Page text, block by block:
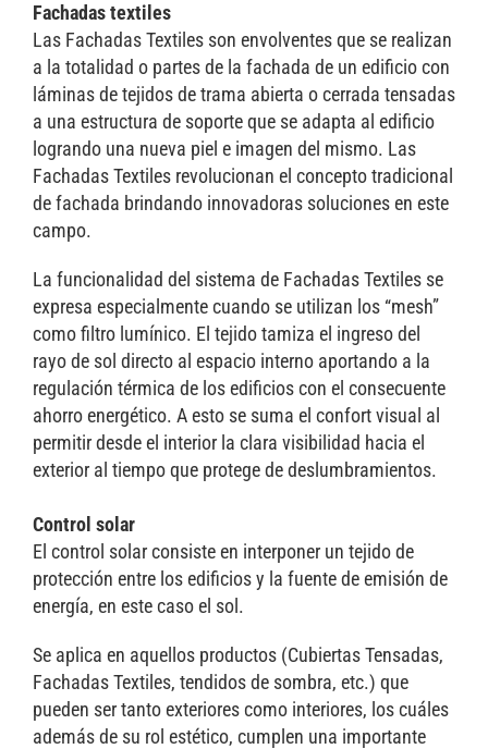
Fachadas textiles
Las Fachadas Textiles son envolventes que se realizan
a la totalidad o partes de la fachada de un edificio con
láminas de tejidos de trama abierta o cerrada tensadas
a una estructura de soporte que se adapta al edificio
logrando una nueva piel e imagen del mismo. Las
Fachadas Textiles revolucionan el concepto tradicional
de fachada brindando innovadoras soluciones en este
campo.
La funcionalidad del sistema de Fachadas Textiles se
expresa especialmente cuando se utilizan los “mesh”
como filtro lumínico. El tejido tamiza el ingreso del
rayo de sol directo al espacio interno aportando a la
regulación térmica de los edificios con el consecuente
ahorro energético. A esto se suma el confort visual al
permitir desde el interior la clara visibilidad hacia el
exterior al tiempo que protege de deslumbramientos.
Control solar
El control solar consiste en interponer un tejido de
protección entre los edificios y la fuente de emisión de
energía, en este caso el sol.
Se aplica en aquellos productos (Cubiertas Tensadas,
Fachadas Textiles, tendidos de sombra, etc.) que
pueden ser tanto exteriores como interiores, los cuáles
además de su rol estético, cumplen una importante